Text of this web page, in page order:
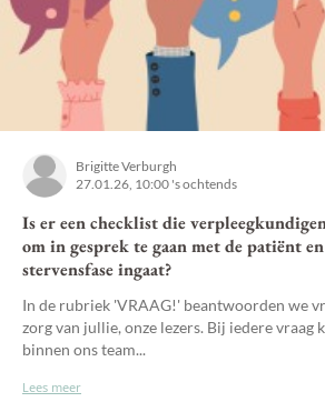
Brigitte Verburgh
27.01.26, 10:00 's ochtends
Is er een checklist die
om in gesprek te gaan met de patiënt
stervensfase ingaat?
In de rubriek 'VRAAG!' beantwoorden we
zorg van jullie, onze lezers. Bij iedere vraag
binnen ons team...
Lees meer